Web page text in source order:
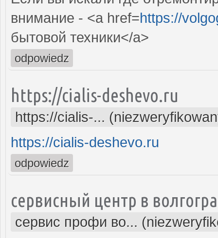
внимание - <a href=https://
бытовой техники</a>
odpowiedz
https://cialis-deshevo.ru
https://cialis-...
https://cialis-deshevo.ru
odpowiedz
сервисный центр в
сервис профи во...